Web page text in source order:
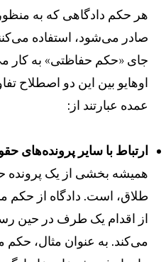
هر حکم دادگاهی که به منظور
صادر می‌شود، استفاده می‌کنند.
جای «حکم حفاظتی» به کار
اوهایو بین این دو اصطلاح
عمده عبارتند از:
ارتباط با سایر پرونده‌های
همیشه بخشی از یک پرونده
طلاق، است. دادگاه از حکم منع
از اقدام یک طرف در حین
می‌کند. به عنوان مثال، حکم